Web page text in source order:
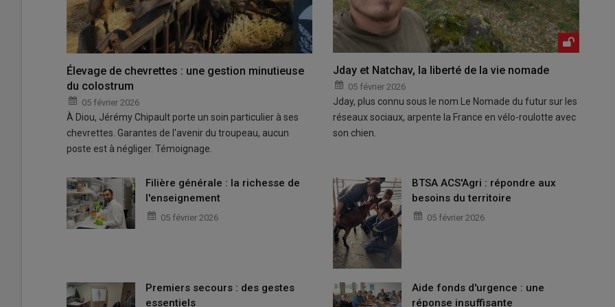
Élevage de chevrettes : une gestion minutieuse
du colostrum
05 février 2026
À Diou, Jérémy Chipault porte un soin particulier à ses
chevrettes. Garantes de l'avenir du troupeau, aucun
poste est à négliger. Témoignage.
Jday et Natchav, la liberté de la vie nomade
05 février 2026
Jday, plus connu sous le nom Le Nomade du futur sur les
réseaux sociaux, arpente la France en vélo-roulotte avec
son chien.
Filière générale : la richesse de
l'enseignement
05 février 2026
BTSA ACS'Agri : répondre aux
besoins du territoire
05 février 2026
Premiers secours : des gestes
essentiels
Aide fonds d'urgence : une
réponse insuffisante